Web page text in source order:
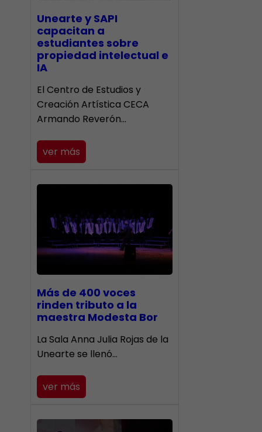
Unearte y SAPI
capacitan a
estudiantes sobre
propiedad intelectual e
IA
El Centro de Estudios y
Creación Artística CECA
Armando Reverón…
ver más
Más de 400 voces
rinden tributo a la
maestra Modesta Bor
​La Sala Anna Julia Rojas de la
Unearte se llenó…
ver más